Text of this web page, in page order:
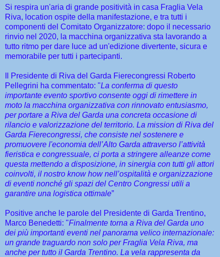
Si respira un'aria di grande positività in casa Fraglia Vela
Riva, location ospite della manifestazione, e tra tutti i
componenti del Comitato Organizzatore: dopo il necessario
rinvio nel 2020, la macchina organizzativa sta lavorando a
tutto ritmo per dare luce ad un'edizione divertente, sicura e
memorabile per tutti i partecipanti.
Il Presidente di Riva del Garda Fierecongressi Roberto
Pellegrini ha commentato: "La conferma di questo
importante evento sportivo consente oggi di rimettere in
moto la macchina organizzativa con rinnovato entusiasmo,
per portare a Riva del Garda una concreta occasione di
rilancio e valorizzazione del territorio. La mission di Riva del
Garda Fierecongressi, che consiste nel sostenere e
promuovere l'economia dell’Alto Garda attraverso l’attività
fieristica e congressuale, ci porta a stringere alleanze come
questa mettendo a disposizione, in sinergia con tutti gli attori
coinvolti, il nostro know how nell’ospitalità e organizzazione
di eventi nonché gli spazi del Centro Congressi utili a
garantire una logistica ottimale”
Positive anche le parole del Presidente di Garda Trentino,
Marco Benedetti: "Finalmente torna a Riva del Garda uno
dei più importanti eventi nel panorama velico internazionale:
un grande traguardo non solo per Fraglia Vela Riva, ma
anche per tutto il Garda Trentino. La vela rappresenta da